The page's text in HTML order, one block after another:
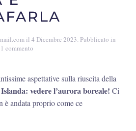
il 4 Dicembre 2023. Pubblicato in
1 commento
Islanda:
come
vederla
e
aspettative sulla riuscita della
Islanda: vedere l’aurora boreale! Ci
è andata proprio come ce